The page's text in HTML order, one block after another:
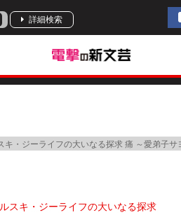
詳細検索
キ・ジーライフの大いなる探求 痛 ～愛弟子
スキ・ジーライフの大いなる探求